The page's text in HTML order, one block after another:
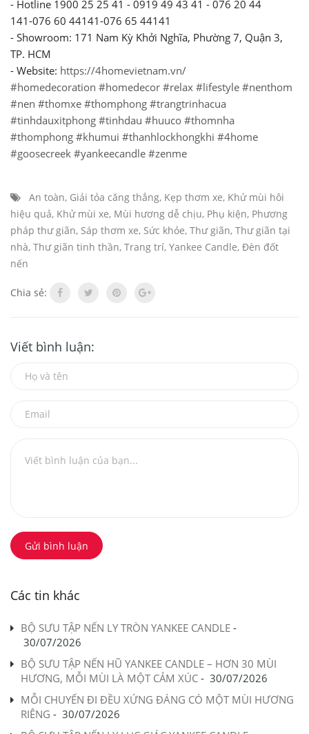
- Hotline 1900 25 25 41 - 0919 49 43 41 - 076 20 44
141-076 60 44141-076 65 44141
- Showroom: 171 Nam Kỳ Khởi Nghĩa, Phường 7, Quận 3,
TP. HCM
- Website: https://4homevietnam.vn/
#homedecoration #homedecor #relax #lifestyle #nenthom
#nen #thomxe #thomphong #trangtrinhacua
#tinhdauxitphong #tinhdau #huuco #thomnha
#thomphong #khumui #thanhlockhongkhi #4home
#goosecreek #yankeecandle #zenme
An toàn, Giải tỏa căng thẳng, Kẹp thơm xe, Khử mùi hôi
hiệu quả, Khử mùi xe, Mùi hương dễ chịu, Phụ kiện, Phương
pháp thư giãn, Sáp thơm xe, Sức khỏe, Thư giãn, Thư giãn tại
nhà, Thư giãn tinh thần, Trang trí, Yankee Candle, Đèn đốt
nến
Chia sẻ:
Viết bình luận:
Gửi bình luận
Các tin khác
BỘ SƯU TẬP NẾN LY TRÒN YANKEE CANDLE -
30/07/2026
BỘ SƯU TẬP NẾN HŨ YANKEE CANDLE – HƠN 30 MÙI
HƯƠNG, MỖI MÙI LÀ MỘT CẢM XÚC - 30/07/2026
MỖI CHUYẾN ĐI ĐỀU XỨNG ĐÁNG CÓ MỘT MÙI HƯƠNG
RIÊNG - 30/07/2026